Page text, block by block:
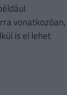
vonatkozóan,
is el lehet